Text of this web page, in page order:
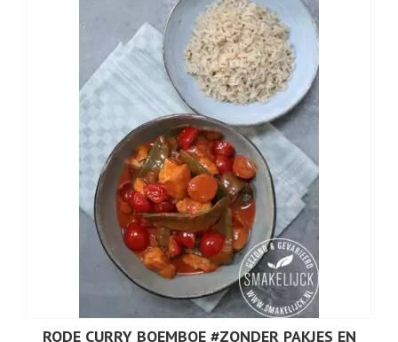
RODE CURRY BOEMBOE #ZONDER PAKJES EN